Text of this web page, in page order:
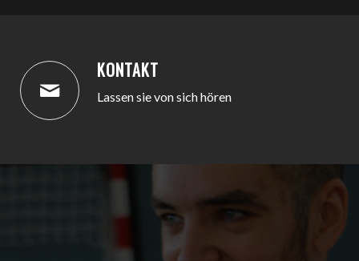
KONTAKT
Lassen sie von sich hören